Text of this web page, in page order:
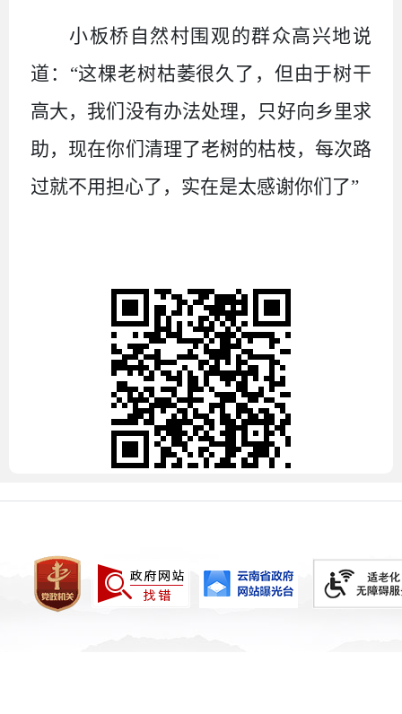
小板桥自然村围观的群众高兴地说
道 ： “这棵老树枯萎很久了，但由于树干
高大，我们 没有办法处理，只好向乡里求
助， 现在你们清理了老树的枯枝，每次路
过就不用担心了，实在是太感谢你们了”